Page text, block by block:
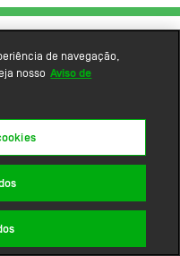
de navegação,
nosso Aviso de